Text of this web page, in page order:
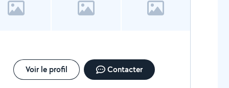
Voir le profil Contacter